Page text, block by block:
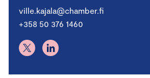
ville.kajala@chamber.fi
+358 50 376 1460